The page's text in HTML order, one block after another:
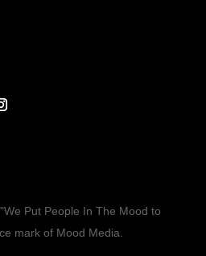
Put People In The Mood to
mark of Mood Media.